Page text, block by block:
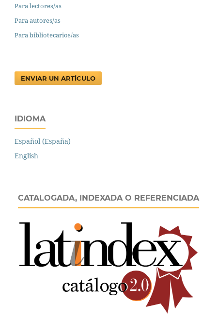
Para lectores/as
Para autores/as
Para bibliotecarios/as
ENVIAR UN ARTÍCULO
IDIOMA
Español (España)
English
CATALOGADA, INDEXADA O REFERENCIADA